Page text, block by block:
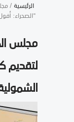
الرئيسية/
"الصحراء:
مجلس
لتقديم